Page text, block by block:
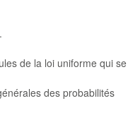
de la loi uniforme qui se
des probabilités